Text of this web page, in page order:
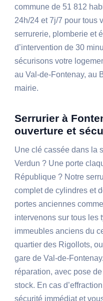
commune de 51 812
24h/24 et 7j/7 pour tous
serrurerie, plomberie et
d’intervention de 30
sécurisons votre
au Val-de-Fontenay, au
mairie.
Serrurier à
ouverture et
Une clé cassée dans la
Verdun ? Une porte
République ? Notre
complet de cylindres et
portes anciennes
intervenons sur tous les
immeubles anciens du
quartier des Rigollots,
gare de Val-de-Fontenay.
réparation, avec pose
stock. En cas
sécurité immédiat et